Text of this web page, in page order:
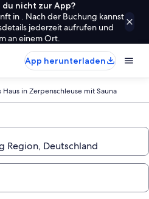
nicht zur App?
in . Nach der Buchung kannst
jederzeit aufrufen und
an einem Ort.
App herunterladen
Haus in Zerpenschleuse mit Sauna